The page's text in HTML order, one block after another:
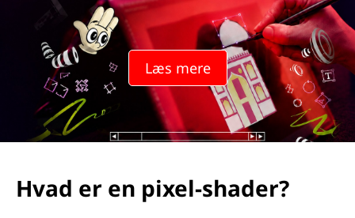
Læs mere
Hvad er en pixel-shader?